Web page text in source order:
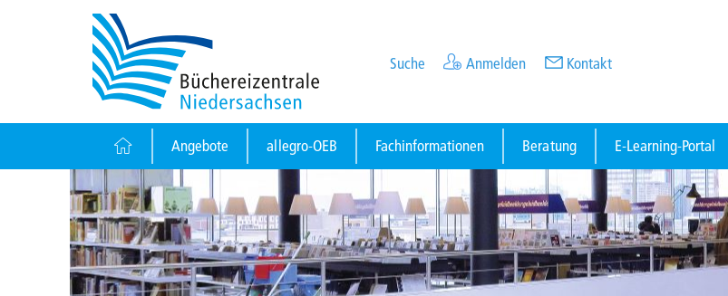
Suche Anmelden Kontakt
Angebote allegro-OEB Fachinformationen Beratung E-Learning-Portal